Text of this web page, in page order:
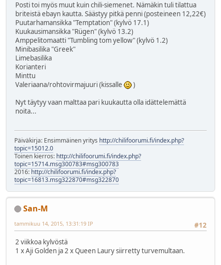
Posti toi myös muut kuin chili-siemenet. Nämäkin tuli tilattua
briteistä ebayn kautta. Säästyy pitkä penni (posteineen 12,22€)
Puutarhamansikka "Temptation" (kylvö 17.1)
Kuukausimansikka "Rügen" (kylvö 13.2)
Amppelitomaatti "Tumbling tom yellow" (kylvö 1.2)
Minibasilika "Greek"
Limebasilika
Korianteri
Minttu
Valeriaana/rohtovirmajuuri (kissalle
)
Nyt täytyy vaan malttaa pari kuukautta olla idättelemättä
noita...
Päiväkirja: Ensimmäinen yritys http://chilifoorumi.fi/index.php?
topic=15012.0
Toinen kierros: http://chilifoorumi.fi/index.php?
topic=15714.msg300783#msg300783
2016: http://chilifoorumi.fi/index.php?
topic=16813.msg322870#msg322870
San-M
#12
tammikuu 14, 2015, 13:31:19 IP
2 viikkoa kylvöstä
1 x Aji Golden ja 2 x Queen Laury siirretty turvemultaan.